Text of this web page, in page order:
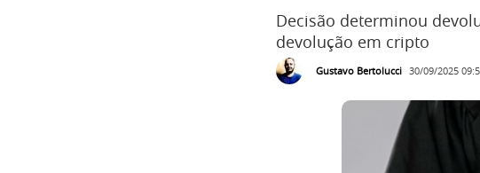
Decisão determinou
devolução em cripto
Gustavo Bertolucci 30/09/2025